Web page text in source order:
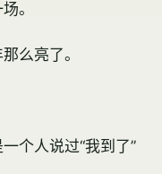
。
么亮了。
个人说过“我到了”